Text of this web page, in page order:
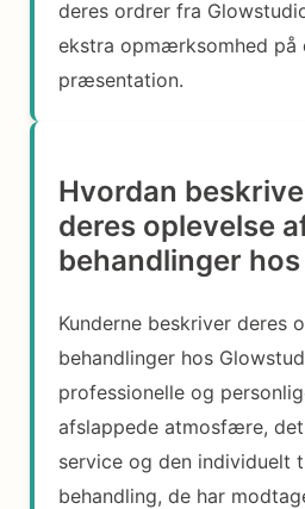
deres ordrer fra
ekstra opmærksomhed på
præsentation.
Hvordan
deres oplevelse
behandlinger
Kunderne beskriver deres
behandlinger hos
professionelle og
afslappede atmosfære,
service og den individuelt
behandling, de har